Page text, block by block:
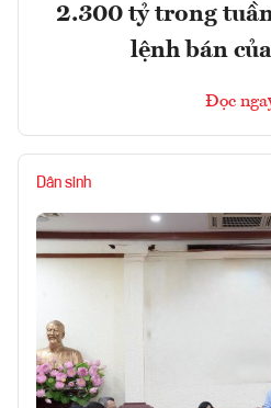
2.300 tỷ trong
lệnh bán
Đọc
Dân sinh